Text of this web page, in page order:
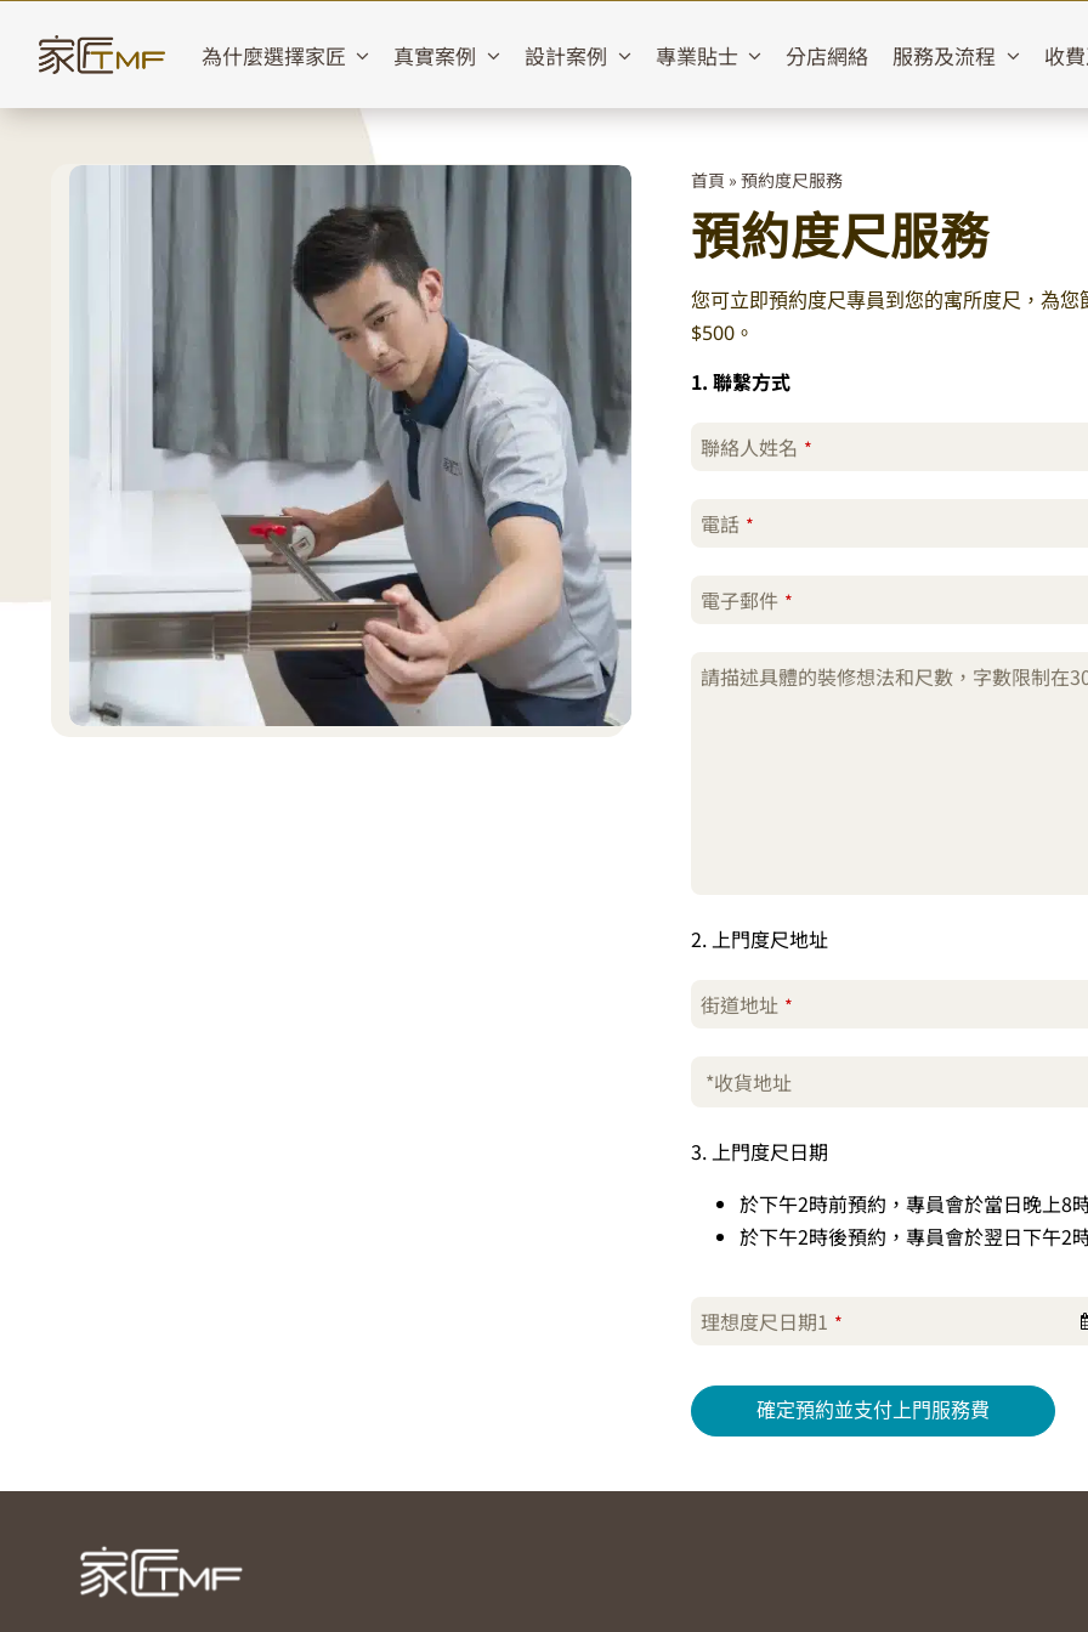
content
為什麼選擇家匠 真實案例 設計案例 專業貼士 分店網絡 服務及流程 收
首頁 » 預約度尺服務
預約度尺服務
您可立即預約度尺專員到您的寓所度尺，為
$500。
1. 聯繫方式
聯絡人姓名 *
電話 *
電子郵件 *
請描述具體的裝修想法和尺數，字數限制在
2. 上門度尺地址
街道地址 *
3. 上門度尺日期
於下午2時前預約，專員會於當日晚上8
於下午2時後預約，專員會於翌日下午2
理想度尺日期1 *
確定預約並支付上門服務費